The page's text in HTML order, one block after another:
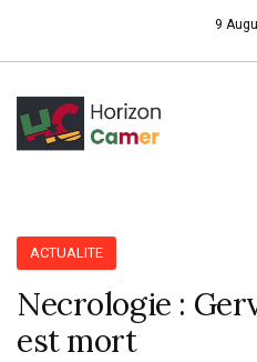
9
ACTUALITE
Necrologie :
est mort